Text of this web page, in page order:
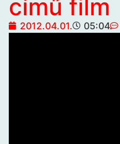
című film
2012.04.01. 05:04